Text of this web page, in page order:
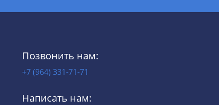
Позвонить нам:
+7 (964) 331-71-71
Написать нам: